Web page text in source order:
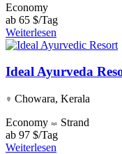
Economy
ab 65 $/Tag
Weiterlesen
Ideal Ayurveda
Chowara, Kerala
Economy
Strand
ab 97 $/Tag
Weiterlesen